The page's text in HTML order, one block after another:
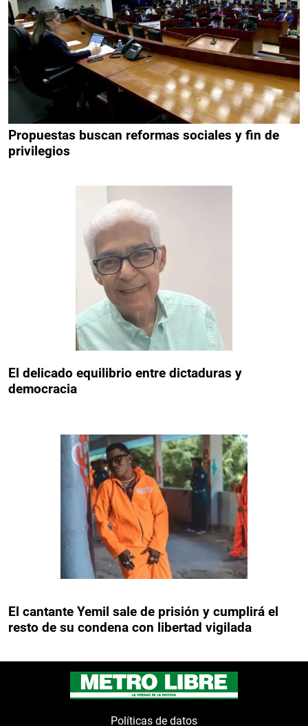
Propuestas buscan reformas sociales y fin de
privilegios
El delicado equilibrio entre dictaduras y
democracia
El cantante Yemil sale de prisión y cumplirá el
resto de su condena con libertad vigilada
Políticas de datos